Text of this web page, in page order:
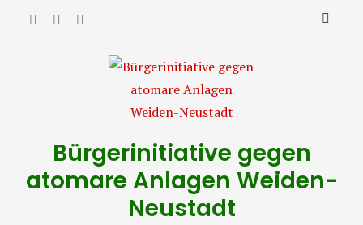
Bürgerinitiative gegen
atomare Anlagen Weiden-
Neustadt